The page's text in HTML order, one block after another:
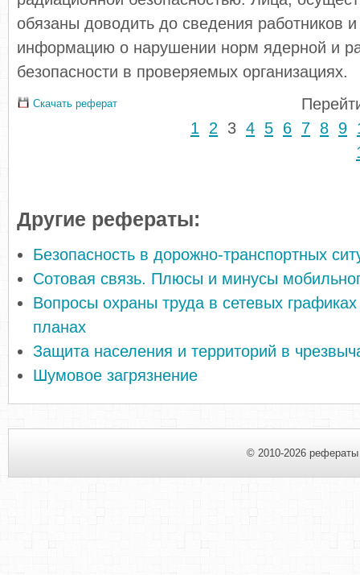
обязаны доводить до сведения работников
информацию о нарушении норм ядерной и
безопасности в проверяемых организациях.
Скачать реферат
1
2 3 4 5 6 7 8 9
Другие рефераты:
Безопасность в дорожно-транспортных
Сотовая связь. Плюсы и минусы
Вопросы охраны труда в сетевых
планах
Защита населения и территорий в
Шумовое загрязнение
© 2010-2026 рефераты